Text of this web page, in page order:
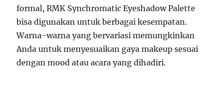
formal, RMK Synchromatic Eyeshadow Palette
bisa digunakan untuk berbagai kesempatan.
Warna-warna yang bervariasi memungkinkan
Anda untuk menyesuaikan gaya makeup sesuai
dengan mood atau acara yang dihadiri.